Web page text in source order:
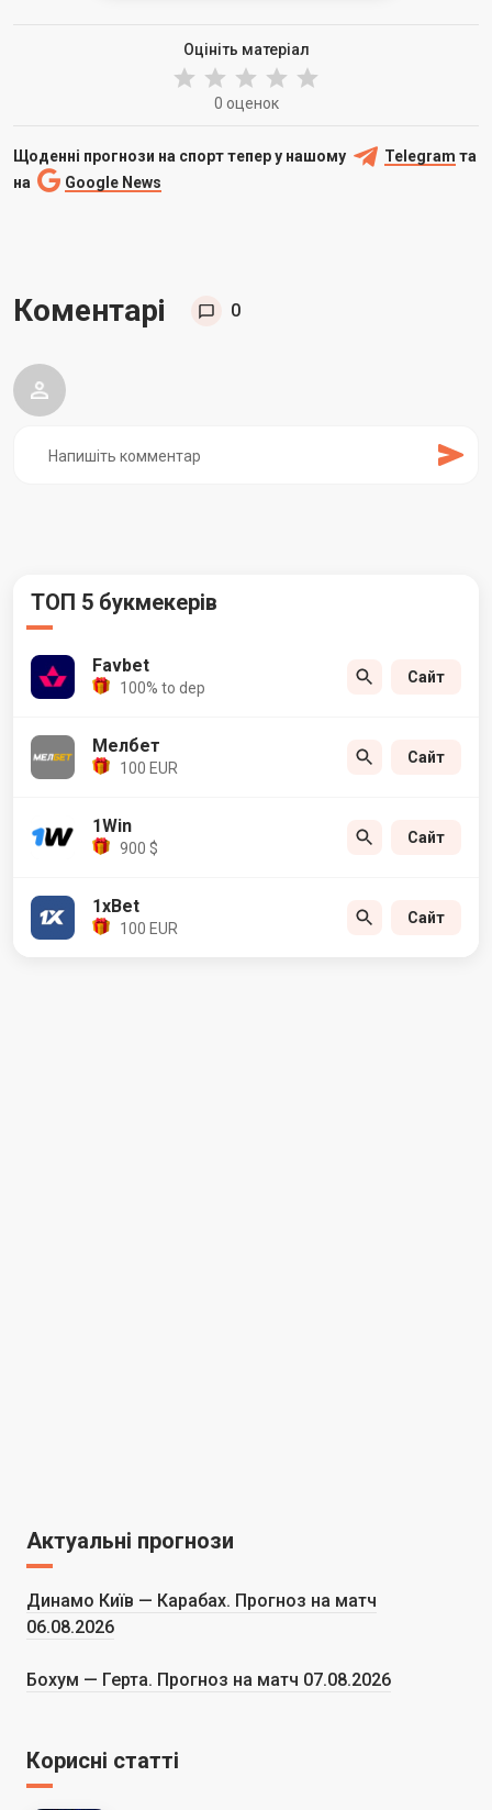
Оцініть матеріал
0 оценок
Щоденні прогнози на спорт тепер у нашому Telegram та
на
Google News
Коментарі 0
ТОП 5 букмекерів
Favbet
100% to dep
Сайт
Мелбет
100 EUR
Сайт
1Win
900 $
Сайт
1xBet
100 EUR
Сайт
Актуальні прогнози
Динамо Київ — Карабах. Прогноз на матч
06.08.2026
Бохум — Герта. Прогноз на матч 07.08.2026
Корисні статті